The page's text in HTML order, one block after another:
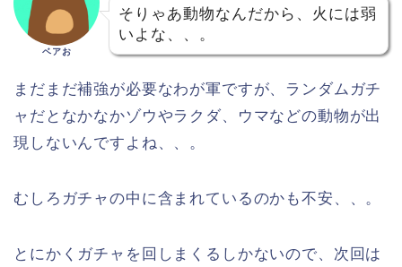
ベアお
そりゃあ動物なんだから、火には弱
いよな、、。
まだまだ補強が必要なわが軍ですが、ランダムガチ
ャだとなかなかゾウやラクダ、ウマなどの動物が出
現しないんですよね、、。
むしろガチャの中に含まれているのかも不安、、。
とにかくガチャを回しまくるしかないので、次回は